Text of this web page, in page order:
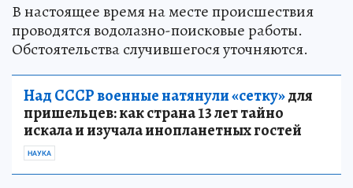
В настоящее время на месте происшествия
проводятся водолазно-поисковые работы.
Обстоятельства случившегося уточняются.
Над СССР военные натянули «сетку»для
пришельцев: как страна 13 лет тайно
искала и изучала инопланетных гостей
НАУКА